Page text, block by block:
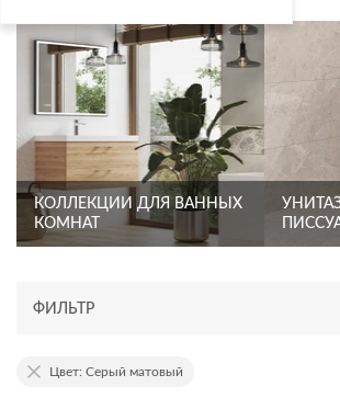
КОЛЛЕКЦИИ ДЛЯ ВАННЫХ
КОМНАТ
ФИЛЬТР
АССОРТИМЕНТ
Цвет: Серый матовый